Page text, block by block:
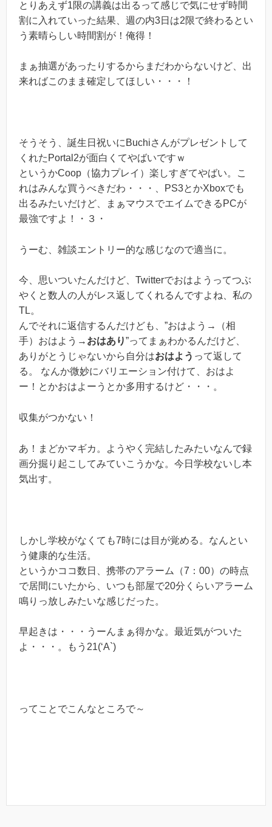
とりあえず1限の講義は出るって感じで気にせず時間
割に入れていった結果、週の内3日は2限で終わるとい
う素晴らしい時間割が！俺得！
まぁ抽選があったりするからまだわからないけど、出
来ればこのまま確定してほしい・・・！
そうそう、誕生日祝いにBuchiさんがプレゼントして
くれたPortal2が面白くてやばいですｗ
というかCoop（協力プレイ）楽しすぎてやばい。こ
れはみんな買うべきだわ・・・、PS3とかXboxでも
出るみたいだけど、まぁマウスでエイムできるPCが
最強ですよ！・３・
うーむ、雑談エントリー的な感じなので適当に。
今、思いついたんだけど、Twitterでおはようってつぶ
やくと数人の人がレス返してくれるんですよね、私の
TL。
んでそれに返信するんだけども、”おはよう→（相
手）おはよう→ おはあり”ってまぁわかるんだけど、
ありがとうじゃないから自分はおはよう って返して
る。 なんか微妙にバリエーション付けて、おはよ
ー！とかおはよーうとか多用するけど・・・。
収集がつかない！
あ！まどかマギカ。ようやく完結したみたいなんで録
画分掘り起こしてみていこうかな。今日学校ないし本
気出す。
しかし学校がなくても7時には目が覚める。なんとい
う健康的な生活。
というかココ数日、携帯のアラーム（7：00）の時点
で居間にいたから、いつも部屋で20分くらいアラーム
鳴りっ放しみたいな感じだった。
早起きは・・・うーんまぁ得かな。最近気がついた
よ・・・。もう21(‘A`)
ってことでこんなところで～